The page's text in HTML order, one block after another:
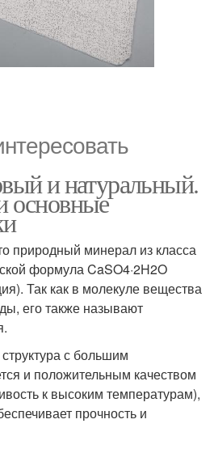
и натуральный.
основные
природный минерал из класса
формула CaSO4·2H2O
Так как в молекуле вещества
его также называют
с большим
и положительным качеством
к высоким температурам),
прочность и